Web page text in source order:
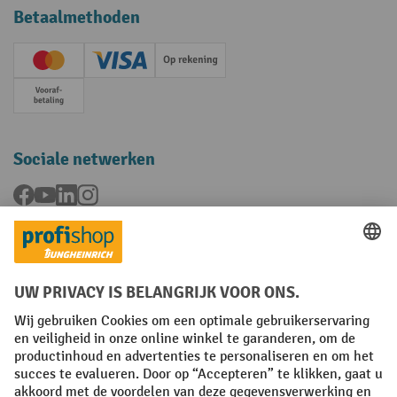
Betaalmethoden
Creditcard (Master)Creditcard (Visa)Op rekening
Vooruitbetaling
Sociale netwerken
Facebook
YouTubeLinkedInInstagram
Talen
FR NL
Algemene verkoopvoorwaarden Copyright